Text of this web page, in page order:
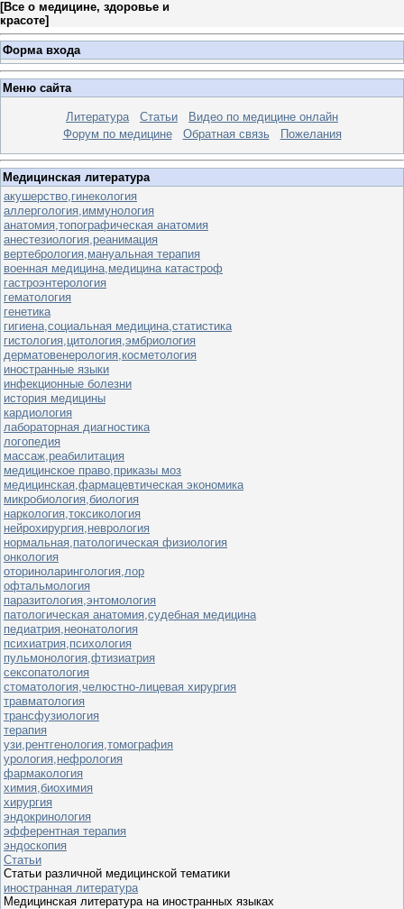
[Все о медицине, здоровье и
красоте]
Форма входа
Меню сайта
Литература Статьи
Видео по медицине онлайн
Форум по медицине
Обратная связь Пожелания
Медицинская литература
акушерство,гинекология
аллергология,иммунология
анатомия,топографическая анатомия
анестезиология,реанимация
вертебрология,мануальная терапия
военная медицина,медицина катастроф
гастроэнтерология
гематология
генетика
гигиена,социальная медицина,статистика
гистология,цитология,эмбриология
дерматовенерология,косметология
иностранные языки
инфекционные болезни
история медицины
кардиология
лабораторная диагностика
логопедия
массаж,реабилитация
медицинское право,приказы моз
медицинская,фармацевтическая экономика
микробиология,биология
наркология,токсикология
нейрохирургия,неврология
нормальная,патологическая физиология
онкология
оториноларингология,лор
офтальмология
паразитология,энтомология
патологическая анатомия,судебная медицина
педиатрия,неонатология
психиатрия,психология
пульмонология,фтизиатрия
сексопатология
стоматология,челюстно-лицевая хирургия
травматология
трансфузиология
терапия
узи,рентгенология,томография
урология,нефрология
фармакология
химия,биохимия
хирургия
эндокринология
эфферентная терапия
эндоскопия
Статьи
Статьи различной медицинской тематики
иностранная литература
Медицинская литература на иностранных языках